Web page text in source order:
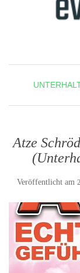
Atze
Veröffentlicht am